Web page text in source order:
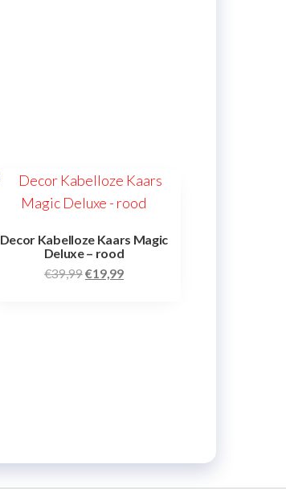
Decor Kabelloze Kaars Magic
Deluxe – rood
€39,99€19,99